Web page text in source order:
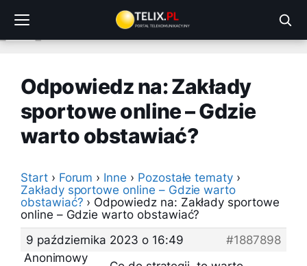
treści
Odpowiedz na: Zakłady
sportowe online – Gdzie
warto obstawiać?
Start › Forum › Inne › Pozostałe tematy ›
Zakłady sportowe online – Gdzie warto
obstawiać? › Odpowiedz na: Zakłady sportowe
online – Gdzie warto obstawiać?
9 października 2023 o 16:49
#1887898
Anonimowy